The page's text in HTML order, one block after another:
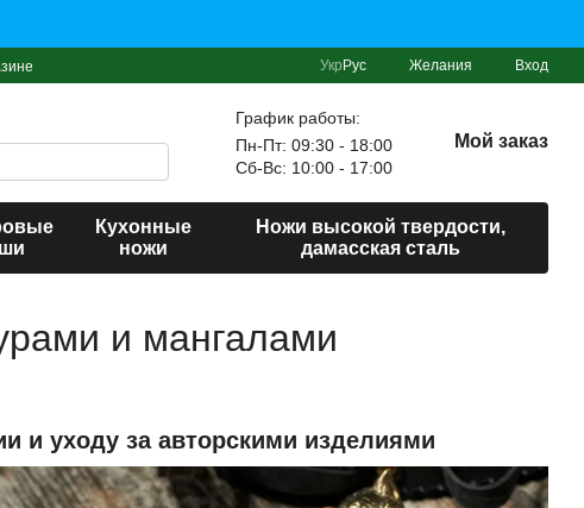
Укр Рус Желания Вход
График работы:
Пн-Пт: 09:30 - 18:00
Сб-Вс: 10:00 - 17:00
Мой заказ
Кухонные
ножи
Ножи высокой твердости,
дамасская сталь
и мангалами
и уходу за авторскими изделиями